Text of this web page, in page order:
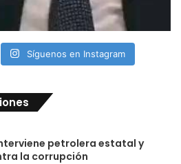
Síguenos en Instagram
petrolera estatal y
la corrupción